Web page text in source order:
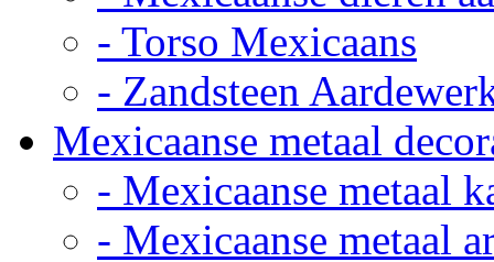
- Torso Mexicaans
- Zandsteen
Mexicaanse metaal
- Mexicaanse metaal
- Mexicaanse metaal